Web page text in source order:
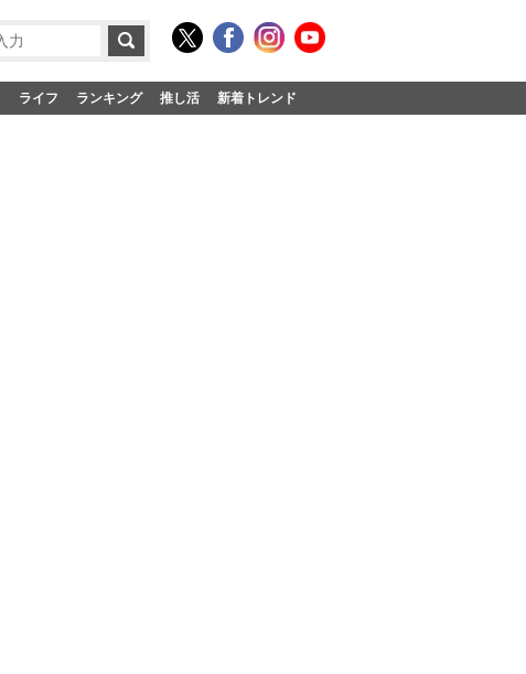
ライフ ランキング 推し活 新着トレンド